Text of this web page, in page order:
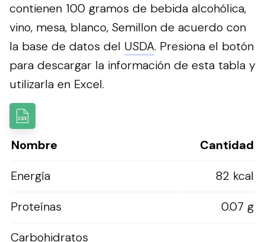
contienen 100 gramos de bebida alcohólica,
vino, mesa, blanco, Semillon de acuerdo con
la base de datos del USDA. Presiona el botón
para descargar la información de esta tabla y
utilizarla en Excel.
Nombre
Cantidad
Energía
82 kcal
Proteínas
0.07 g
Carbohidratos